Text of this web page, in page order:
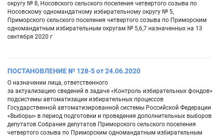
округу № 8, Носовского сельского поселения четвертого созыва по
Носовскому одномандатному избирательному округу № 5,
Приморского сельского поселения четвертого созыва по Приморским
одномандатным избирательным округам № 5,6,7 назначенных на 13
сентября 2020 г
ПОСТАНОВЛЕНИЕ № 128-5 от 24.06.2020
О назначении лица, ответственного
за актуализацию сведений в задаче «Контроль избирательных фондов»
подсистемы автоматизации избирательных процессов
Государственной автоматизированной системы Российской Федерации
«Выборы» в период подготовки и проведения дополнительных выборов
депутатов Собрания депутатов Приморского сельского поселения
четвертого созыва по Приморским одномандатным избирательным